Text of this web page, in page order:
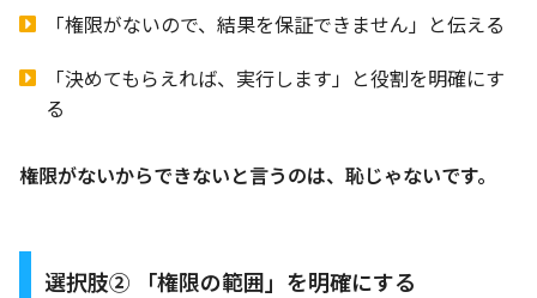
「権限がないので、結果を保証できません」と伝える
「決めてもらえれば、実行します」と役割を明確にす
る
権限がないからできないと言うのは、恥じゃないです。
選択肢② 「権限の範囲」を明確にする